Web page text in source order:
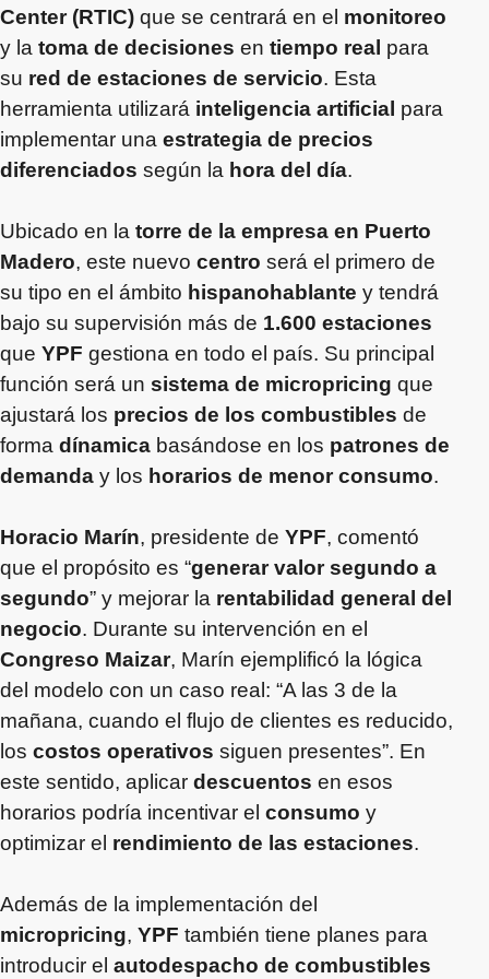
Center (RTIC) que se centrará en el monitoreo
y la toma de decisiones en tiempo real para
su red de estaciones de servicio. Esta
herramienta utilizará inteligencia artificial para
implementar una estrategia de precios
diferenciados según la hora del día.
Ubicado en la torre de la empresa en Puerto
Madero, este nuevo centro será el primero de
su tipo en el ámbito hispanohablante y tendrá
bajo su supervisión más de 1.600 estaciones
que YPF gestiona en todo el país. Su principal
función será un sistema de micropricing que
ajustará los precios de los combustibles de
forma dínamica basándose en los patrones de
demanda y los horarios de menor consumo.
Horacio Marín, presidente de YPF, comentó
que el propósito es “generar valor segundo a
segundo” y mejorar la rentabilidad general del
negocio. Durante su intervención en el
Congreso Maizar, Marín ejemplificó la lógica
del modelo con un caso real: “A las 3 de la
mañana, cuando el flujo de clientes es reducido,
los costos operativos siguen presentes”. En
este sentido, aplicar descuentos en esos
horarios podría incentivar el consumo y
optimizar el rendimiento de las estaciones.
Además de la implementación del
micropricing, YPF también tiene planes para
introducir el autodespacho de combustibles